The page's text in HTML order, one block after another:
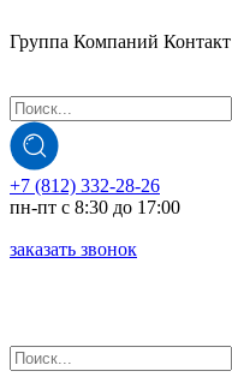
Группа Компаний Контакт
+7 (812) 332-28-26
пн-пт с 8:30 до 17:00
заказать звонок